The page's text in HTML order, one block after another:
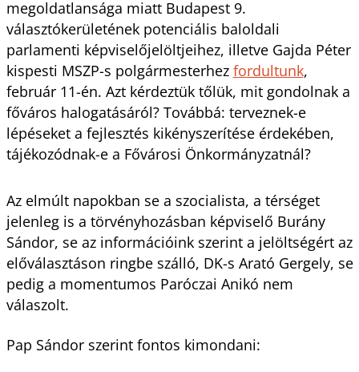
megoldatlansága miatt Budapest 9.
választókerületének potenciális baloldali
parlamenti képviselőjelöltjeihez, illetve Gajda Péter
kispesti MSZP-s polgármesterhez fordultunk,
február 11-én. Azt kérdeztük tőlük, mit gondolnak a
főváros halogatásáról? Továbbá: terveznek-e
lépéseket a fejlesztés kikényszerítése érdekében,
tájékozódnak-e a Fővárosi Önkormányzatnál?
Az elmúlt napokban se a szocialista, a térséget
jelenleg is a törvényhozásban képviselő Burány
Sándor, se az információink szerint a jelöltségért az
előválasztáson ringbe szálló, DK-s Arató Gergely, se
pedig a momentumos Paróczai Anikó nem
válaszolt.
Pap Sándor szerint fontos kimondani: